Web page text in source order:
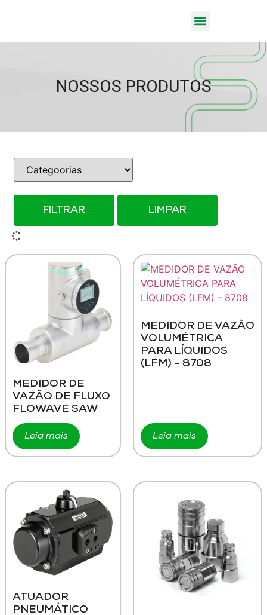
NOSSOS PRODUTOS
FILTRAR LIMPAR
MEDIDOR DE
VAZÃO DE FLUXO
FLOWAVE SAW
Leia mais
MEDIDOR DE VAZÃO
VOLUMÉTRICA
PARA LÍQUIDOS
(LFM) – 8708
Leia mais
ATUADOR
PNEUMÁTICO